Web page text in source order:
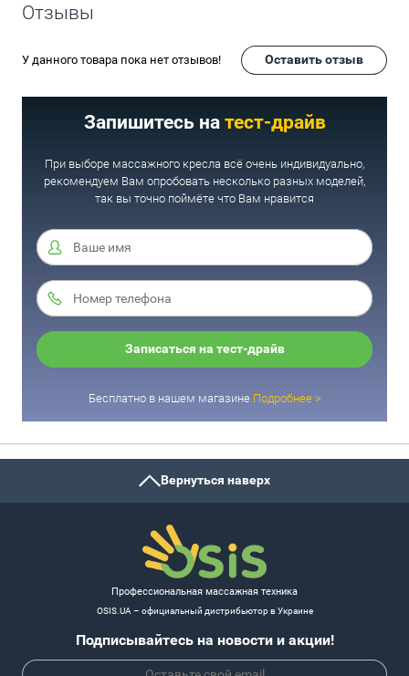
Отзывы
У данного товара пока нет отзывов! Оставить отзыв
Запишитесь на тест-драйв
При выборе массажного кресла всё очень индивидуально,
рекомендуем Вам опробовать несколько разных моделей,
так вы точно поймёте что Вам нравится
Записаться на тест-драйв
Бесплатно в нашем магазине Подробнее >
Вернуться наверх
Профессиональная массажная техника
OSIS.UA – официальный дистрибьютор в Украине
Подписывайтесь на новости и акции!